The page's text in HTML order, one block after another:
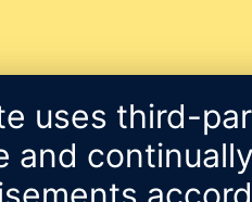
uses third-
and